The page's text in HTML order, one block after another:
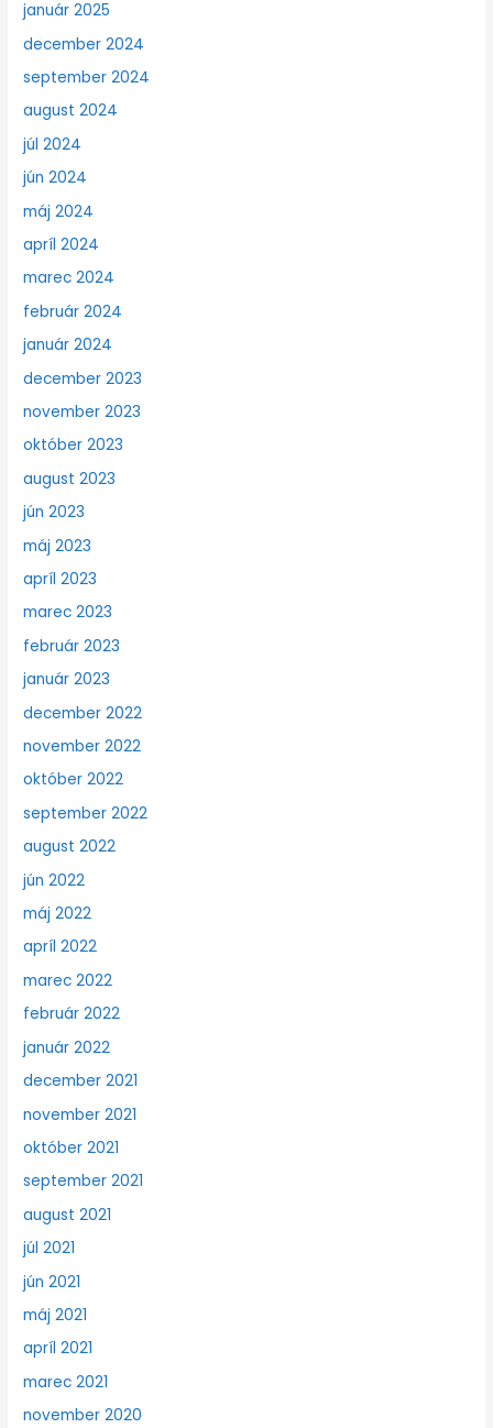
január 2025
december 2024
september 2024
august 2024
júl 2024
jún 2024
máj 2024
apríl 2024
marec 2024
február 2024
január 2024
december 2023
november 2023
október 2023
august 2023
jún 2023
máj 2023
apríl 2023
marec 2023
február 2023
január 2023
december 2022
november 2022
október 2022
september 2022
august 2022
jún 2022
máj 2022
apríl 2022
marec 2022
február 2022
január 2022
december 2021
november 2021
október 2021
september 2021
august 2021
júl 2021
jún 2021
máj 2021
apríl 2021
marec 2021
november 2020